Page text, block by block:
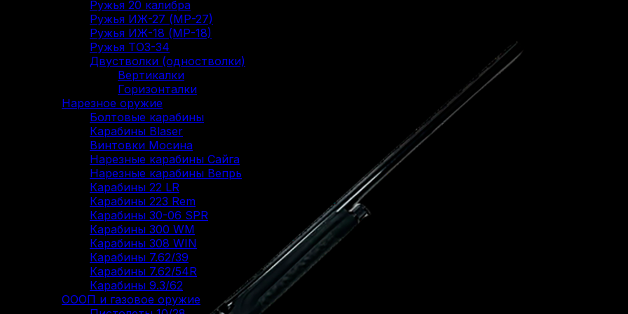
Ружья 20 калибра
Ружья ИЖ-27 (МР-27)
Ружья ИЖ-18 (МР-18)
Ружья ТОЗ-34
Двустволки (одностволки)
Вертикалки
Горизонталки
Нарезное оружие
Болтовые карабины
Карабины Blaser
Винтовки Мосина
Нарезные карабины Сайга
Нарезные карабины Вепрь
Карабины 22 LR
Карабины 223 Rem
Карабины 30-06 SPR
Карабины 300 WM
Карабины 308 WIN
Карабины 7.62/39
Карабины 7.62/54R
Карабины 9.3/62
ОООП и газовое оружие